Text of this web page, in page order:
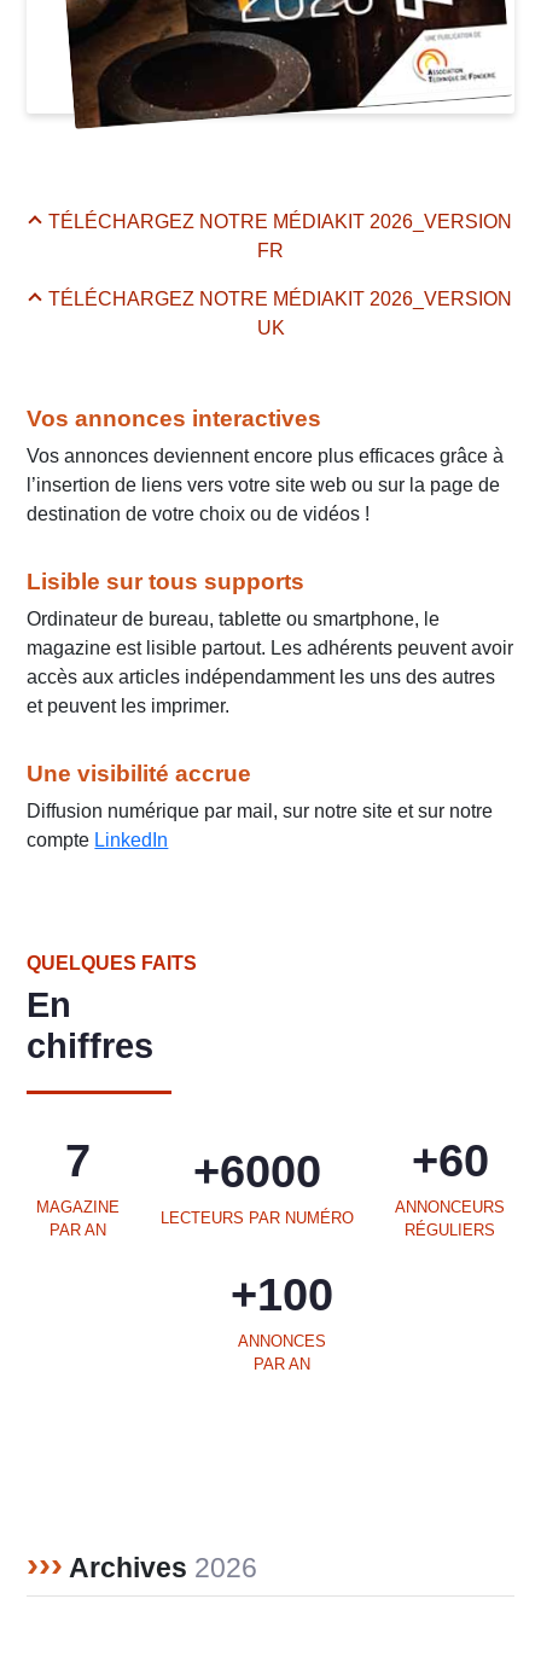
TÉLÉCHARGEZ NOTRE MÉDIAKIT 2026_VERSION
FR
TÉLÉCHARGEZ NOTRE MÉDIAKIT 2026_VERSION
UK
Vos annonces interactives
Vos annonces deviennent encore plus efficaces grâce à
l’insertion de liens vers votre site web ou sur la page de
destination de votre choix ou de vidéos !
Lisible sur tous supports
Ordinateur de bureau, tablette ou smartphone, le
magazine est lisible partout. Les adhérents peuvent avoir
accès aux articles indépendamment les uns des autres
et peuvent les imprimer.
Une visibilité accrue
Diffusion numérique par mail, sur notre site et sur notre
compte LinkedIn
En
chiffres
QUELQUES FAITS
7
MAGAZINE
PAR AN
+6000
LECTEURS PAR NUMÉRO
+60
ANNONCEURS
RÉGULIERS
+100
ANNONCES
PAR AN
››› Archives 2026